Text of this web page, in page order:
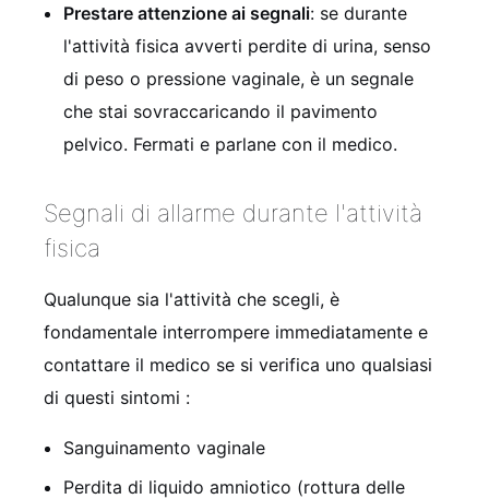
Prestare attenzione ai segnali: se durante
l'attività fisica avverti perdite di urina, senso
di peso o pressione vaginale, è un segnale
che stai sovraccaricando il pavimento
pelvico. Fermati e parlane con il medico.
Segnali di allarme durante l'attività
fisica
Qualunque sia l'attività che scegli, è
fondamentale interrompere immediatamente e
contattare il medico se si verifica uno qualsiasi
di questi sintomi :
Sanguinamento vaginale
Perdita di liquido amniotico (rottura delle